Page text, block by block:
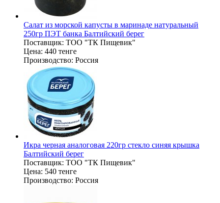
Салат из морской капусты в маринаде натуральный
250гр ПЭТ банка Балтийский берег
Поставщик: ТОО "ТК Пищевик"
Цена: 440 тенге
Производство: Россия
Икра черная аналоговая 220гр стекло синяя крышка
Балтийский берег
Поставщик: ТОО "ТК Пищевик"
Цена: 540 тенге
Производство: Россия